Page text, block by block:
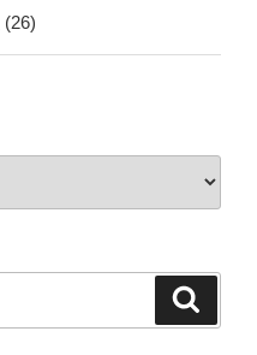
(26)